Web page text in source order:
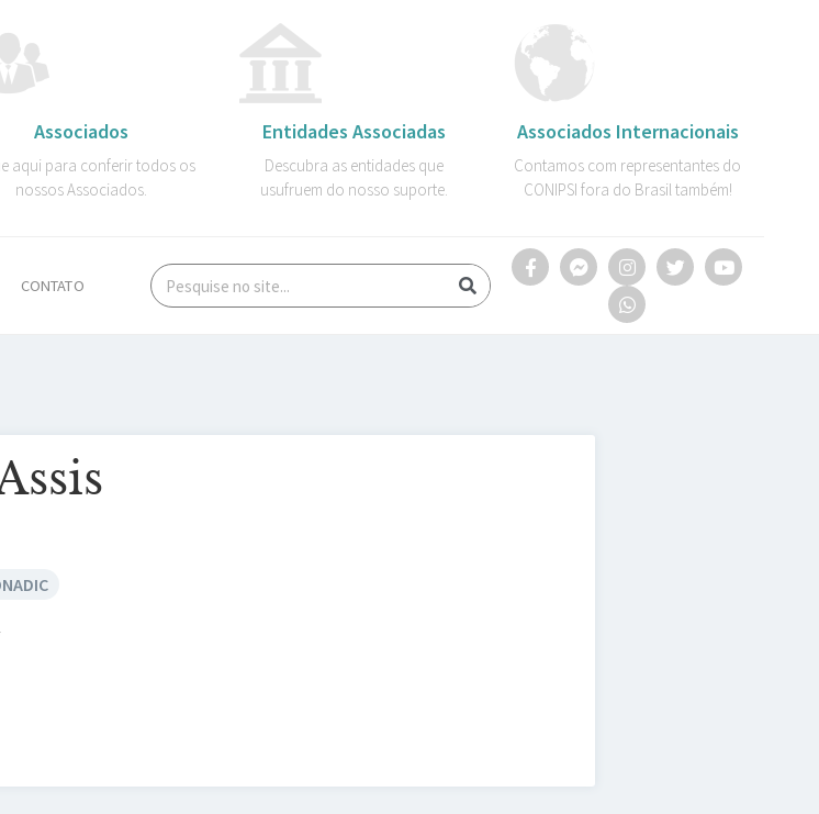
Associados
aqui para conferir todos os
nossos Associados.
Entidades Associadas
Descubra as entidades que
usufruem do nosso suporte.
Associados Internacionais
Contamos com representantes do
CONIPSI fora do Brasil também!
CONTATO